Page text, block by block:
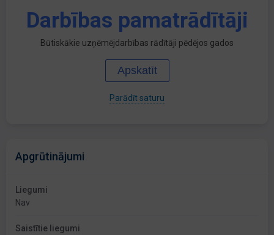
Darbības pamatrādītāji
Būtiskākie uzņēmējdarbības rādītāji pēdējos gados
Apskatīt
Parādīt saturu
Apgrūtinājumi
Liegumi
Nav
Saistītie liegumi